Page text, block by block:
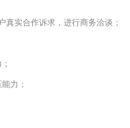
真实合作诉求，进行商务洽谈；
力；